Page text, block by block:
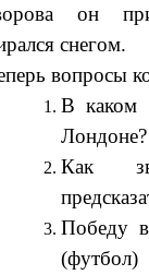
он
снегом.
вопросы
В каком
Как
Победу в
(футбол)